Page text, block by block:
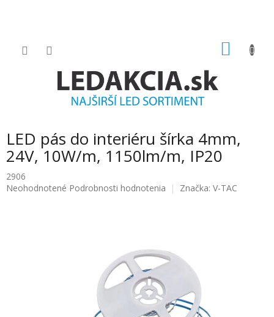
LED pás do interiéru šírka 4mm,
24V, 10W/m, 1150lm/m, IP20
2906
Priemerné
Neohodnotené Podrobnosti hodnotenia Značka: V-TAC